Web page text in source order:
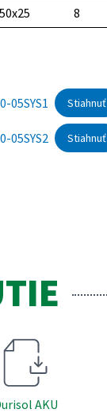
8
05SYS1 Stiahnuť
05SYS2 Stiahnuť
AKU